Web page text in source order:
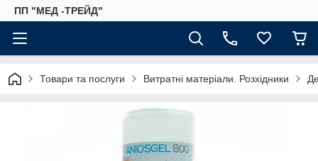
ПП "МЕД -ТРЕЙД"
Товари та послуги Витратні матеріали. Розхідники